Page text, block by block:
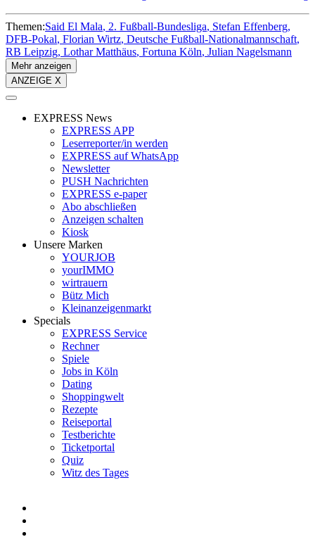
Themen:Said El Mala 2. Fußball-Bundesliga Stefan Effenberg
DFB-Pokal Florian Wirtz Deutsche Fußball-Nationalmannschaft
RB Leipzig Lothar Matthäus Fortuna Köln Julian Nagelsmann
Mehr anzeigen
ANZEIGE X
EXPRESS News
EXPRESS APP
Leserreporter/in werden
EXPRESS auf WhatsApp
Newsletter
PUSH Nachrichten
EXPRESS e-paper
Abo abschließen
Anzeigen schalten
Kiosk
Unsere Marken
YOURJOB
yourIMMO
wirtrauern
Bütz Mich
Kleinanzeigenmarkt
Specials
EXPRESS Service
Rechner
Spiele
Jobs in Köln
Dating
Shoppingwelt
Rezepte
Reiseportal
Testberichte
Ticketportal
Quiz
Witz des Tages